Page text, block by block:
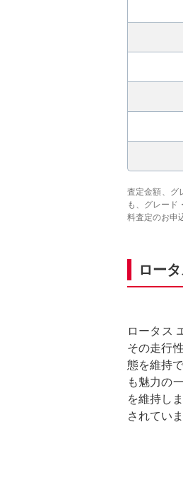
査定金額、グ
も、グレード
料査定のお申
ロー
ロータス
その走行
態を維持
も魅力の
を維持し
されてい